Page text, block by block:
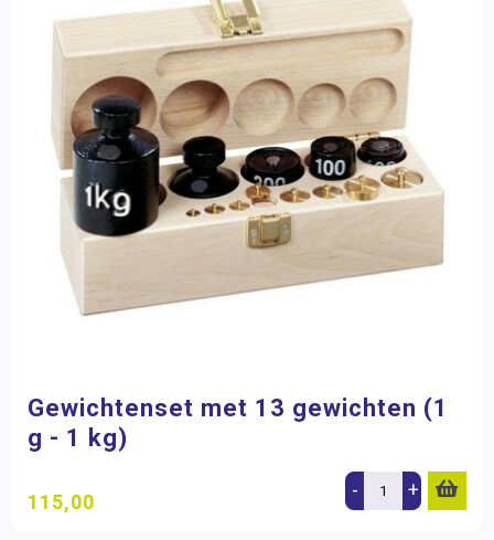
Gewichtenset met 13 gewichten (1
g - 1 kg)
115,00 - +